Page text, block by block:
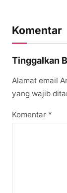
Komentar
Tinggalkan
Alamat email
yang wajib
Komentar *